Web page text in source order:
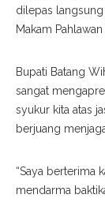
dilepas
Makam
Bupati Batang
sangat
syukur kita atas
berjuang
“Saya berterima
mendarma